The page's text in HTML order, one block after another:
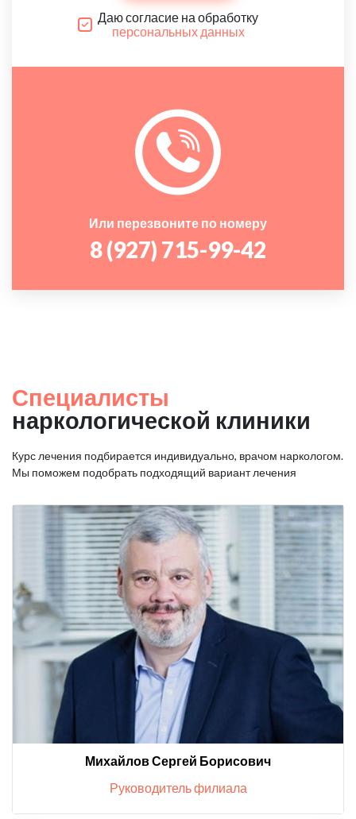
Даю согласие на обработку
персональных данных
Или перезвоните по номеру
8 (927) 715-99-42
Специалисты
наркологической клиники
Курс лечения подбирается индивидуально, врачом наркологом.
Мы поможем подобрать подходящий вариант лечения
Михайлов Сергей Борисович
Руководитель филиала